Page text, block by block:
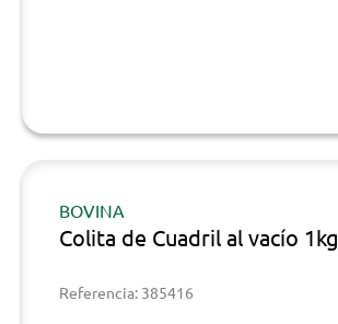
BOVINA
Colita de Cuadril al vacío 1kg
Referencia: 385416